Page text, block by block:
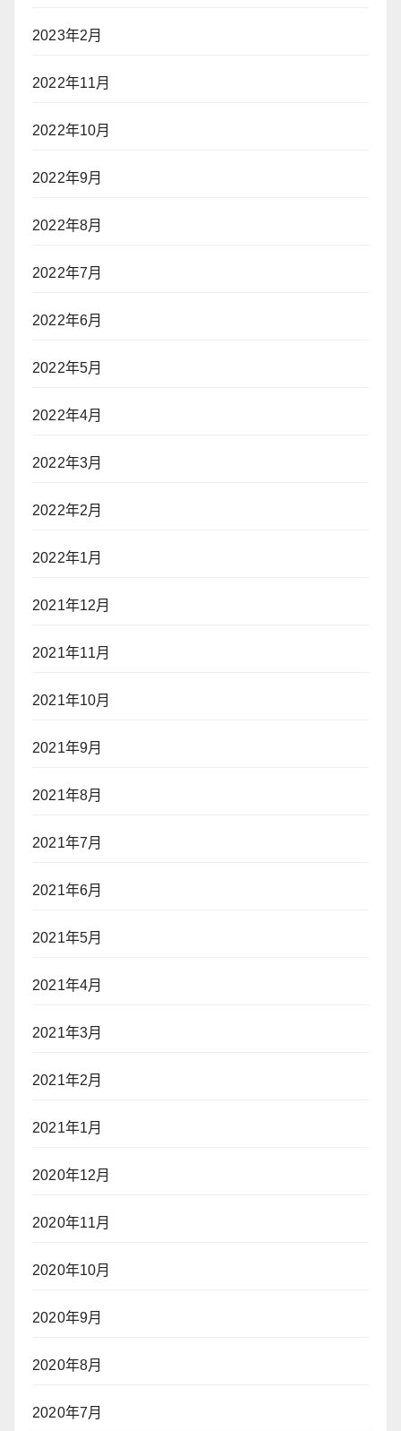
2023年2月
2022年11月
2022年10月
2022年9月
2022年8月
2022年7月
2022年6月
2022年5月
2022年4月
2022年3月
2022年2月
2022年1月
2021年12月
2021年11月
2021年10月
2021年9月
2021年8月
2021年7月
2021年6月
2021年5月
2021年4月
2021年3月
2021年2月
2021年1月
2020年12月
2020年11月
2020年10月
2020年9月
2020年8月
2020年7月